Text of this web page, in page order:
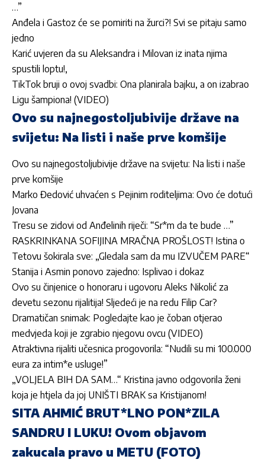
…”
Anđela i Gastoz će se pomiriti na žurci?! Svi se pitaju samo
jedno
Karić uvjeren da su Aleksandra i Milovan iz inata njima
spustili loptu!,
TikTok bruji o ovoj svadbi: Ona planirala bajku, a on izabrao
Ligu šampiona! (VIDEO)
Ovo su najnegostoljubivije države na
svijetu: Na listi i naše prve komšije
Ovo su najnegostoljubivije države na svijetu: Na listi i naše
prve komšije
Marko Đedović uhvaćen s Pejinim roditeljima: Ovo će dotući
Jovana
Tresu se zidovi od Anđelinih riječi: “Sr*m da te bude …”
RASKRINKANA SOFIJINA MRAČNA PROŠLOST! Istina o
Tetovu šokirala sve: „Gledala sam da mu IZVUČEM PARE“
Stanija i Asmin ponovo zajedno: Isplivao i dokaz
Ovo su činjenice o honoraru i ugovoru Aleks Nikolić za
devetu sezonu rijalitija! Sljedeći je na redu Filip Car?
Dramatičan snimak: Pogledajte kao je čoban otjerao
medvjeda koji je zgrabio njegovu ovcu (VIDEO)
Atraktivna rijaliti učesnica progovorila: “Nudili su mi 100.000
eura za intim*e usluge!”
„VOLJELA BIH DA SAM…“ Kristina javno odgovorila ženi
koja je htjela da joj UNIŠTI BRAK sa Kristijanom!
SITA AHMIĆ BRUT*LNO PON*ZILA
SANDRU I LUKU! Ovom objavom
zakucala pravo u METU (FOTO)